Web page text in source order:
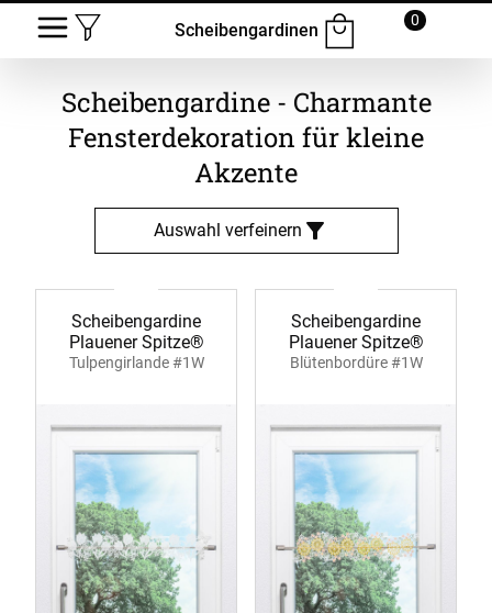
Scheibengardinen
0
Scheibengardine - Charmante
Fensterdekoration für kleine
Akzente
Auswahl verfeinern
Scheibengardine
Plauener Spitze®
Tulpengirlande #1W
Scheibengardine
Plauener Spitze®
Blütenbordüre #1W